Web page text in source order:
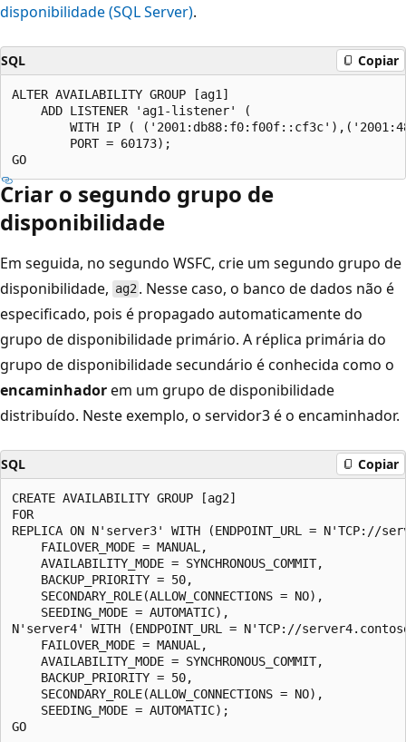
disponibilidade (SQL Server).
SQL Copiar
ALTER AVAILABILITY GROUP [ag1]
    ADD LISTENER 'ag1-listener' (
WITH IP (
        PORT = 60173);
Criar o segundo grupo de
disponibilidade
Em seguida, no segundo WSFC, crie um segundo grupo de
disponibilidade, ag2 . Nesse caso, o banco de dados não é
especificado, pois é propagado automaticamente do
grupo de disponibilidade primário. A réplica primária do
grupo de disponibilidade secundário é conhecida como o
encaminhadorem um grupo de disponibilidade
distribuído. Neste exemplo, o servidor3 é o encaminhador.
SQL Copiar
CREATE AVAILABILITY GROUP [ag2]
FOR
REPLICA ON N'server3' WITH (ENDPOINT_URL = N'TCP://
    FAILOVER_MODE = MANUAL,
    AVAILABILITY_MODE = SYNCHRONOUS_COMMIT,
    BACKUP_PRIORITY = 50,
    SECONDARY_ROLE(ALLOW_CONNECTIONS = NO),
    SEEDING_MODE = AUTOMATIC),
N'server4' WITH (ENDPOINT_URL = N'TCP://
    FAILOVER_MODE = MANUAL,
    AVAILABILITY_MODE = SYNCHRONOUS_COMMIT,
    BACKUP_PRIORITY = 50,
    SECONDARY_ROLE(ALLOW_CONNECTIONS = NO),
    SEEDING_MODE = AUTOMATIC);